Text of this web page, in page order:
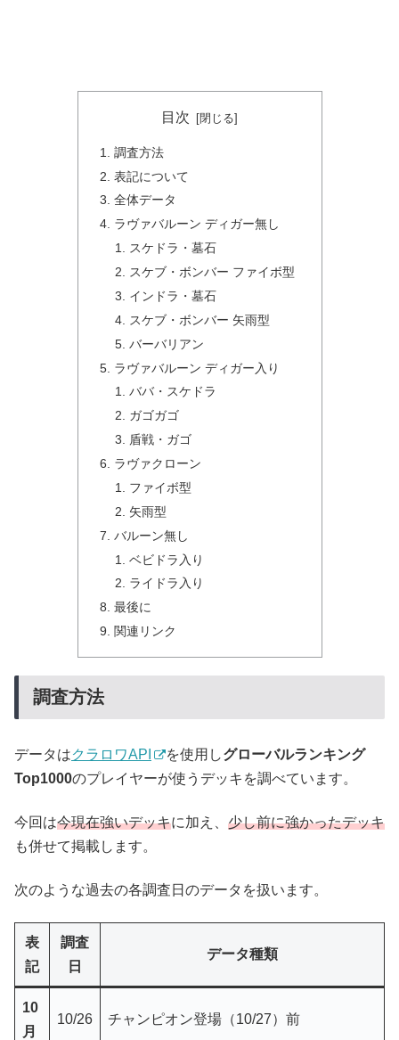
目次
調査方法
表記について
全体データ
ラヴァバルーン ディガー無し
スケドラ・墓石
スケブ・ボンバー ファイボ型
インドラ・墓石
スケブ・ボンバー 矢雨型
バーバリアン
ラヴァバルーン ディガー入り
ババ・スケドラ
ガゴガゴ
盾戦・ガゴ
ラヴァクローン
ファイボ型
矢雨型
バルーン無し
ベビドラ入り
ライドラ入り
最後に
関連リンク
調査方法
データはクラロワAPI を使用しグローバルランキング
Top1000のプレイヤーが使うデッキを調べています。
今回は今現在強いデッキに加え、 少し前に強かったデッキ
も併せて掲載します。
次のような過去の各調査日のデータを扱います。
表
記
調査
日
データ種類
10
月
10/26 チャンピオン登場（10/27）前